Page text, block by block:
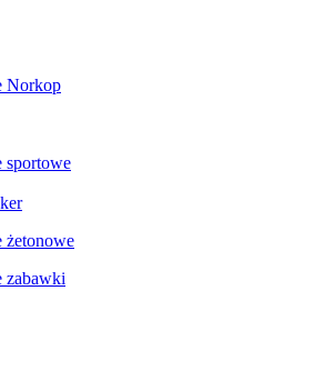
Norkop
sportowe
żetonowe
zabawki